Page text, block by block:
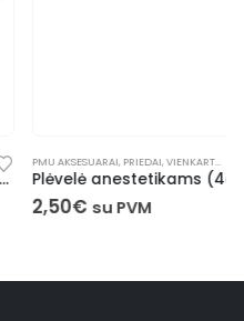
,VIENKARTINĖS PRIEMONĖS
PMU AKSESUARAI,PRIEDAI,VIENKARTINĖS PRIEMONĖS
Plėvelė anestetikams (4cm x 200m)
2,50€ su PVM